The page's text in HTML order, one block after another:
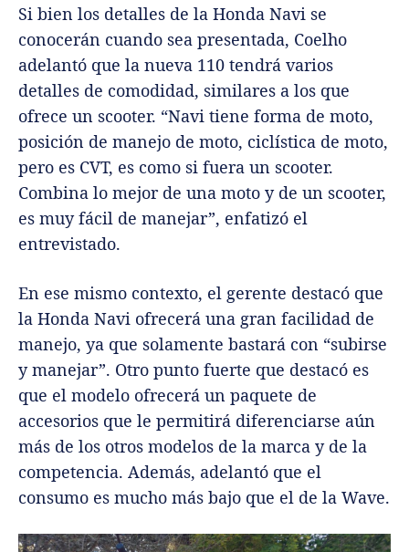
Si bien los detalles de la Honda Navi se
conocerán cuando sea presentada, Coelho
adelantó que la nueva 110 tendrá varios
detalles de comodidad, similares a los que
ofrece un scooter. “Navi tiene forma de moto,
posición de manejo de moto, ciclística de moto,
pero es CVT, es como si fuera un scooter.
Combina lo mejor de una moto y de un scooter,
es muy fácil de manejar”, enfatizó el
entrevistado.
En ese mismo contexto, el gerente destacó que
la Honda Navi ofrecerá una gran facilidad de
manejo, ya que solamente bastará con “subirse
y manejar”. Otro punto fuerte que destacó es
que el modelo ofrecerá un paquete de
accesorios que le permitirá diferenciarse aún
más de los otros modelos de la marca y de la
competencia. Además, adelantó que el
consumo es mucho más bajo que el de la Wave.